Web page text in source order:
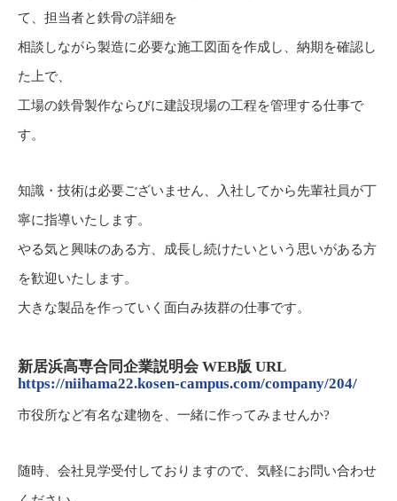
て、担当者と鉄骨の詳細を
相談しながら製造に必要な施工図面を作成し、納期を確認し
た上で、
工場の鉄骨製作ならびに建設現場の工程を管理する仕事で
す。
知識・技術は必要ございません、入社してから先輩社員が丁
寧に指導いたします。
やる気と興味のある方、成長し続けたいという思いがある方
を歓迎いたします。
大きな製品を作っていく面白み抜群の仕事です。
新居浜高専合同企業説明会 WEB版 URL
https://niihama22.kosen-campus.com/company/204/
市役所など有名な建物を、⼀緒に作ってみませんか?
随時、会社見学受付しておりますので、気軽にお問い合わせ